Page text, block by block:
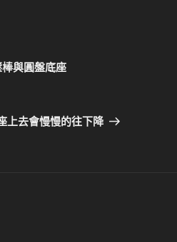
與圓盤底座
上去會慢慢的往下降